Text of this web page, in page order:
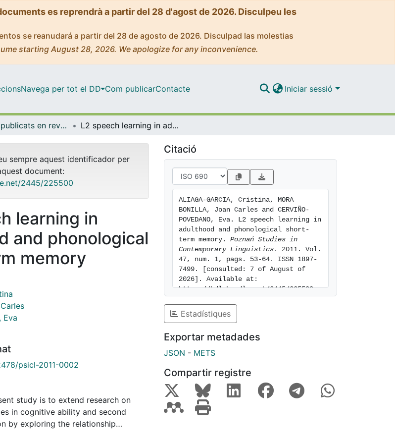
es reprendrà a partir del 28 d'agost de 2026. Disculpeu les
se reanudará a partir del 28 de agosto de 2026. Disculpad las molestias
starting August 28, 2026. We apologize for any inconvenience.
Navega per tot el DD Com publicarContacte Iniciar sessió
Articles publicats en revistes (Llengües i Literatures Modernes i Estudis Anglesos) L2 speech learning in adulthood and phonological short-term memory
sempre aquest identificador per
document:
2445/225500
learning in
and phonological
memory
Eva
psicl-2011-0002
study is to extend research on
in cognitive ability and second
by exploring the relationship
speech learning in advanced EFL
Citació
ALIAGA-GARCIA, Cristina, MORA
BONILLA, Joan Carles and CERVIÑO-
POVEDANO, Eva. L2 speech learning in
adulthood and phonological short-
term memory. Poznań Studies in
Contemporary Linguistics . 2011. Vol.
47, num. 1, pags. 53-64. ISSN 1897-
7499. [consulted: 7 of August of
2026]. Available at:
https://hdl.handle.net/2445/225500
Estadístiques
Exportar metadades
JSON - METS
Compartir registre